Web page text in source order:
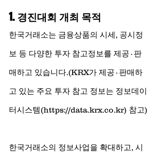
1. 경진대회 개최 목적
한국거래소는 금융상품의 시세, 공시정
보 등 다양한 투자 참고정보를 제공∙판
매하고 있습니다.(KRX가 제공∙판매하
고 있는 주요 투자 참고 정보는 정보데이
터시스템(https://data.krx.co.kr) 참고)
한국거래소의 정보사업을 확대하고, 시